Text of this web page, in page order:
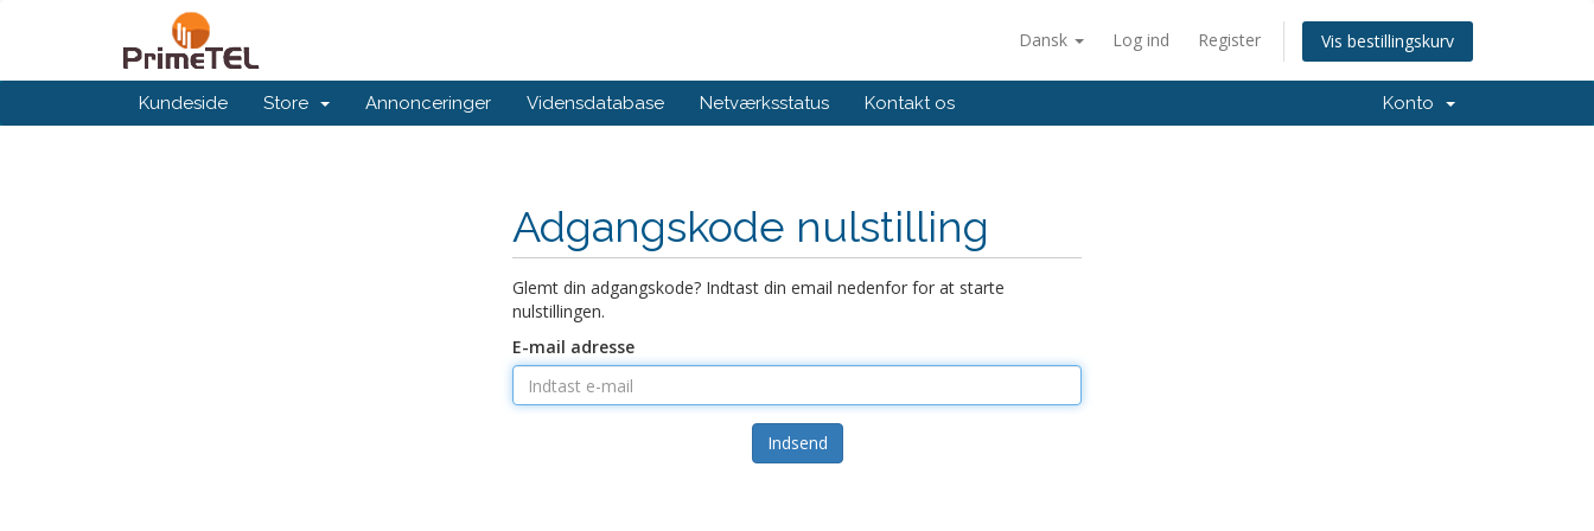
Dansk Log ind Register Vis bestillingskurv
Kundeside Store Annonceringer Vidensdatabase Netværksstatus Kontakt os Konto
Adgangskode nulstilling
Glemt din adgangskode? Indtast din email nedenfor for at starte
nulstillingen.
E-mail adresse
Indsend